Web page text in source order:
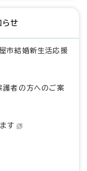
らせ
市結婚新生活応援
護者の方へのご案
す